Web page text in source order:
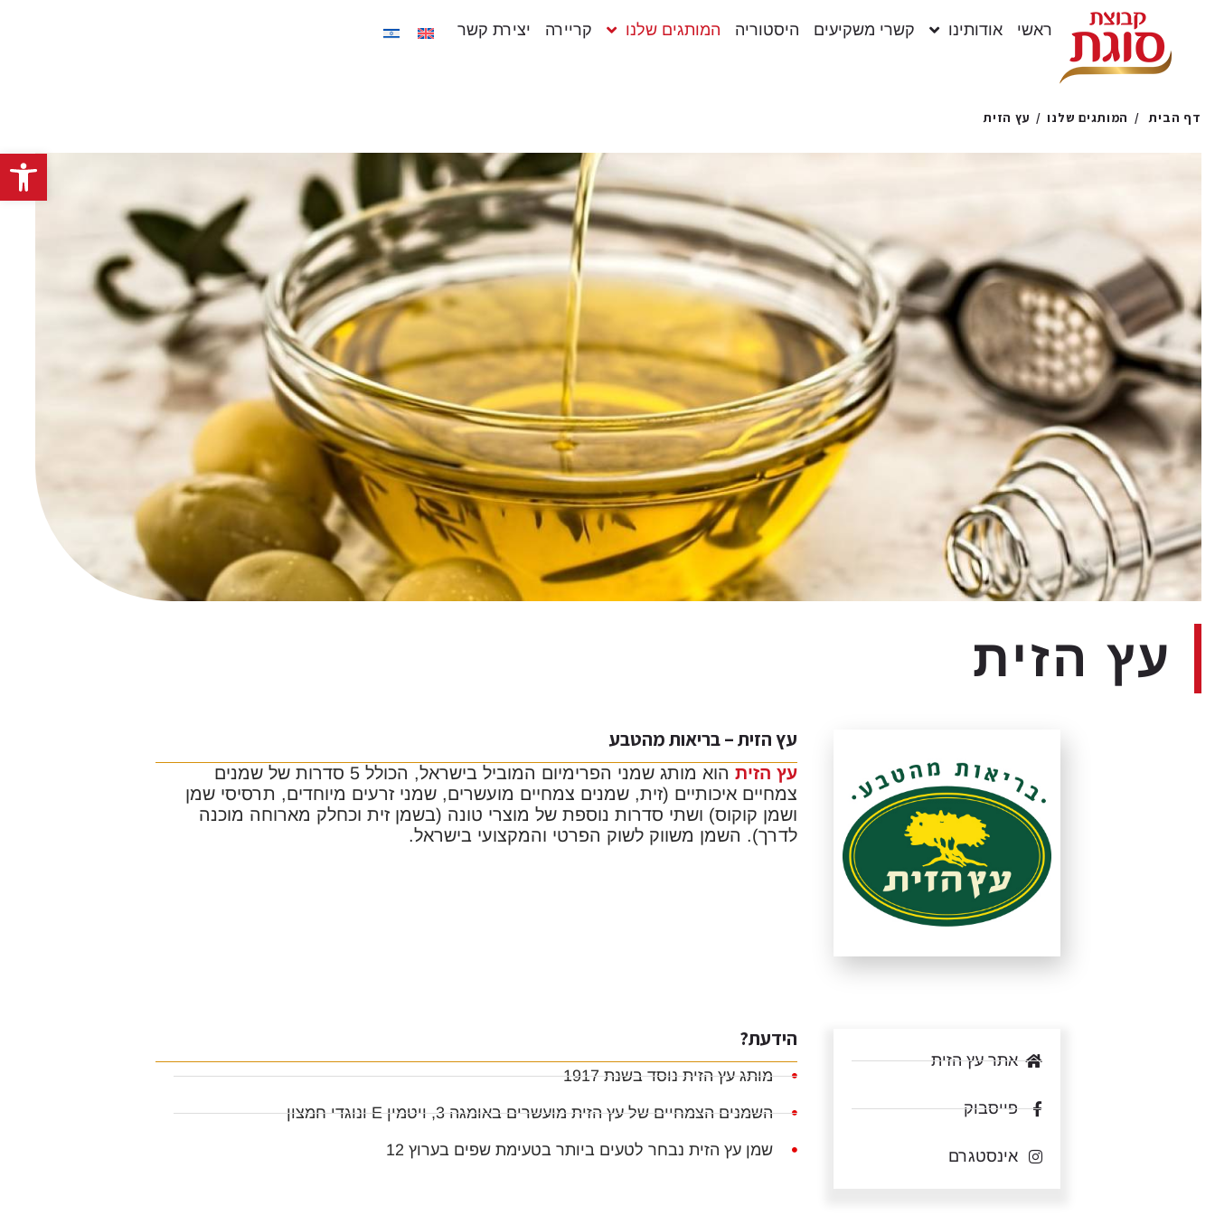
פתח סרגל נגישות
ראשי אודותינו קשרי משקיעים היסטוריה המותגים שלנו קריירה יצירת קשר
המותגים שלנו עץ הזית
עץ הזית
עץ הזית – בריאות מהטבע
עץ הזית
הוא מותג שמני הפרימיום המוביל בישראל, הכולל 5 סדרות של שמנים
צמחיים איכותיים (זית, שמנים צמחיים מועשרים, שמני זרעים מיוחדים, תרסיסי שמן
ושמן קוקוס) ושתי סדרות נוספת של מוצרי טונה (בשמן זית וכחלק מארוחה מוכנה
לדרך). השמן משווק לשוק הפרטי והמקצועי בישראל.
אתר עץ הזית
פייסבוק
אינסטגרם
הידעת?
מותג עץ הזית נוסד בשנת 1917
השמנים הצמחיים של עץ הזית מועשרים באומגה 3, ויטמין E ונוגדי חמצון
שמן עץ הזית נבחר לטעים ביותר בטעימת שפים בערוץ 12